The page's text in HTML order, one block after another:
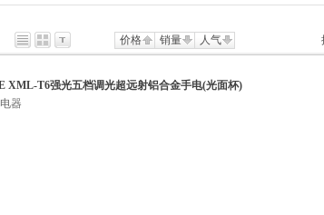
价格 销量 人气
XML-T6强光五档调光超远射铝合金手电(光面杯)
器